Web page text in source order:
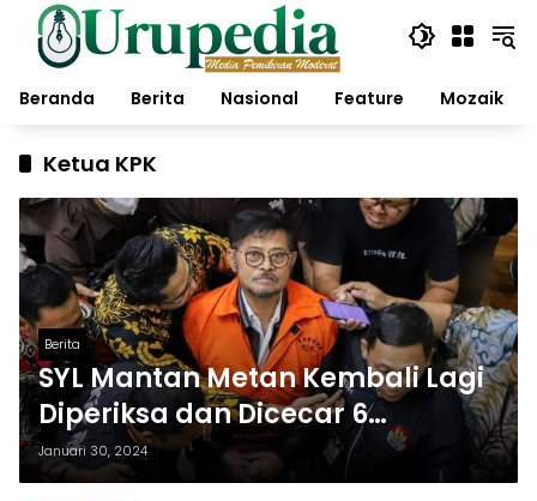
Langsung
konten
Beranda
Berita Nasional Feature Mozaik
Ketua KPK
Berita
SYL Mantan Metan Kembali Lagi
Diperiksa dan Dicecar 6
Pertanyaan
Januari 30, 2024